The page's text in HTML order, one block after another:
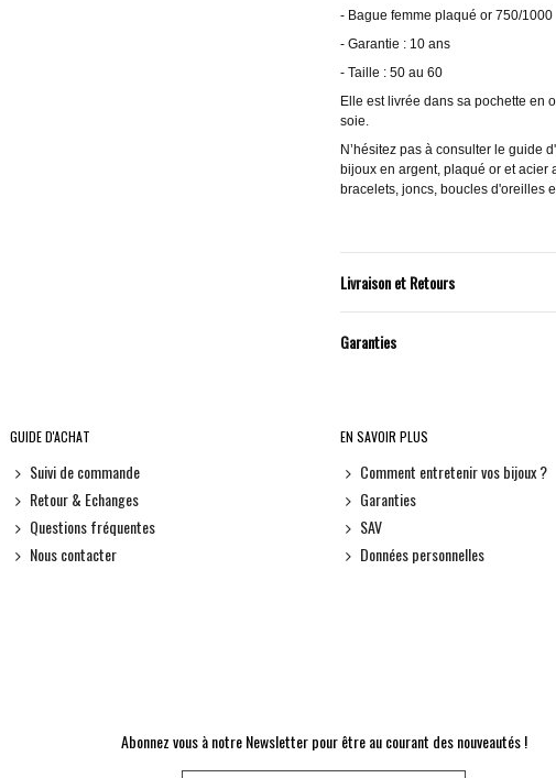
- Bague femme plaqué or 750/1000
- Garantie : 10 ans
- Taille : 50 au 60
Elle est livrée dans sa pochette en
soie.
N’hésitez pas à consulter le guide
bijoux en argent, plaqué or et
bracelets, joncs, boucles d'oreilles
Livraison et Retours
Garanties
GUIDE D'ACHAT
Suivi de commande
Retour & Echanges
Questions fréquentes
Nous contacter
EN SAVOIR PLUS
Comment entretenir vos bijoux ?
Garanties
SAV
Données personnelles
Abonnez vous à notre Newsletter pour être au courant des nouveautés !